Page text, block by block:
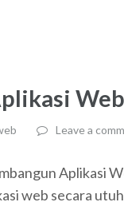
Leave a
Aplikasi
web secara